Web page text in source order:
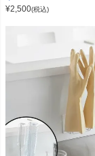
¥2,500(税込)